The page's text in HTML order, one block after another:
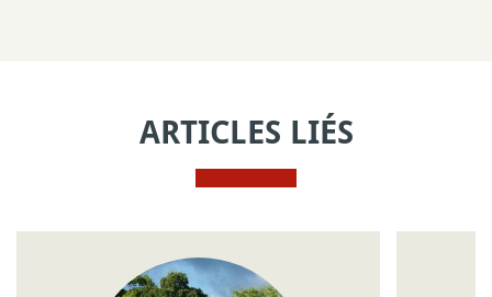
ARTICLES LIÉS